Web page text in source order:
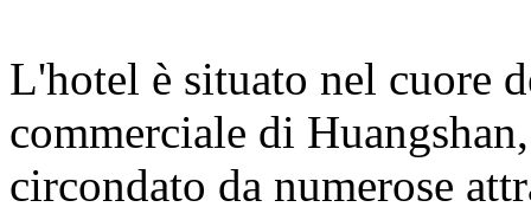
L'hotel è situato nel cuore
commerciale di
circondato da numerose